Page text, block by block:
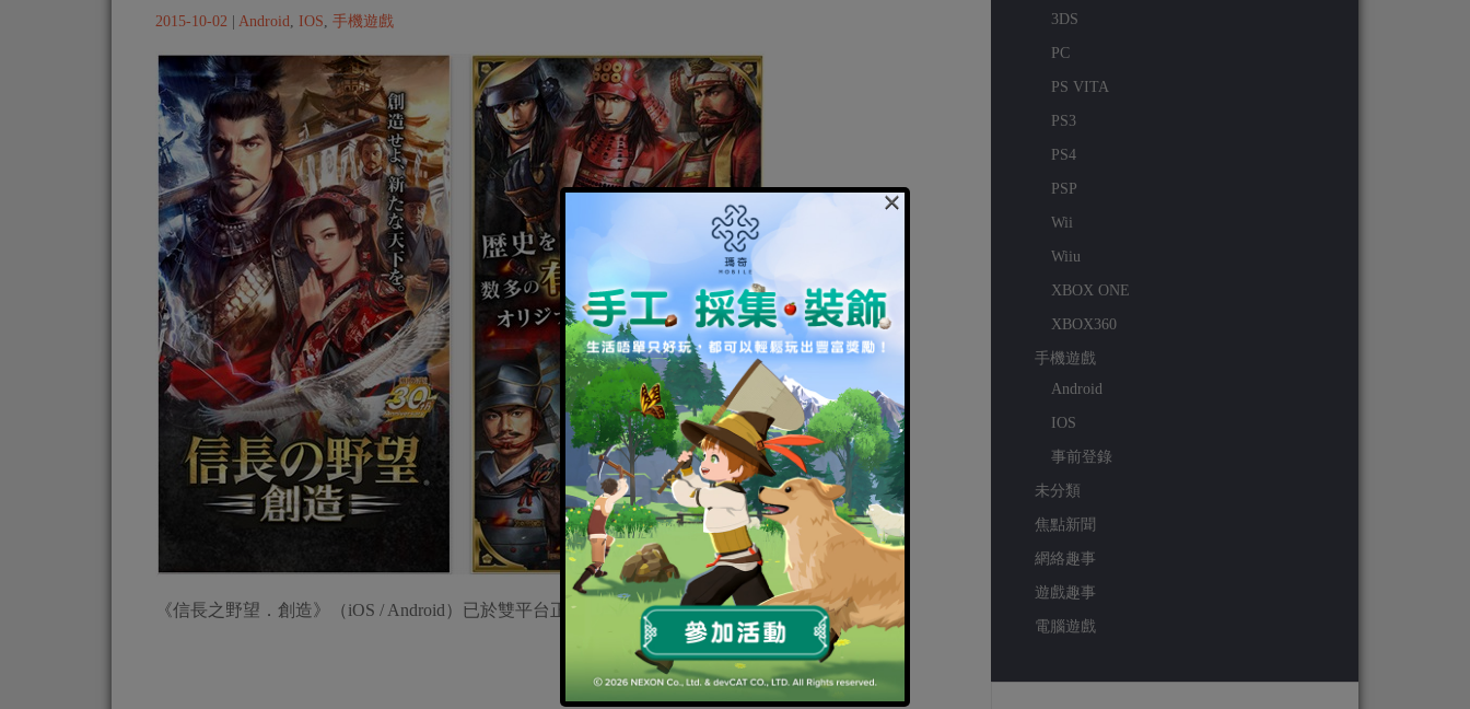
2015-10-02 Android IOS 手機遊戲
《信長之野望．創造》（iOS / Android）已於雙平台正式上架，遊戲售價為4,000日圓。
3DS
PC
PS VITA
PS3
PS4
PSP
Wii
Wiiu
XBOX ONE
XBOX360
手機遊戲
Android
IOS
事前登錄
未分類
焦點新聞
網絡趣事
遊戲趣事
電腦遊戲
×